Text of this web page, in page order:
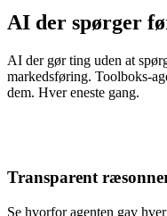
AI der spørger
AI der gør ting uden at
markedsføring. Toolboks-
dem. Hver eneste gang.
Transparent
Se hvorfor agenten gav